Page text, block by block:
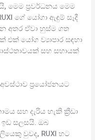
මෙම ප්‍රවර්ධනය මෙම
ගේ යෝගා ඇඳුම් සෑදී
අතර ඒවා හුස්ම ගත
යෝග ව්‍යාපාර සඳහා
සහ සහායක්
අවස්ථාව ප්‍රයෝජනයට
සහ දැරිය හැකි ක්‍රීඩා
සලසයි. ඔබ
වුවද, RUXI හට